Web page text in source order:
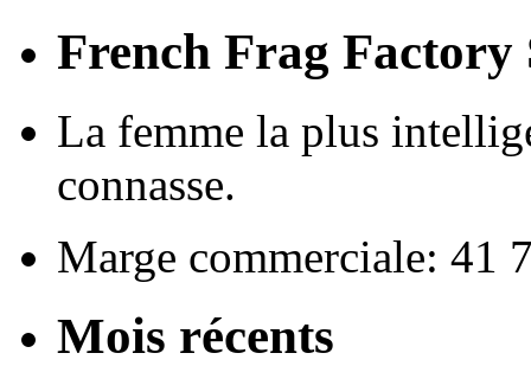
French Frag Factory
La femme la plus
connasse.
Marge commerciale: 41
Mois récents